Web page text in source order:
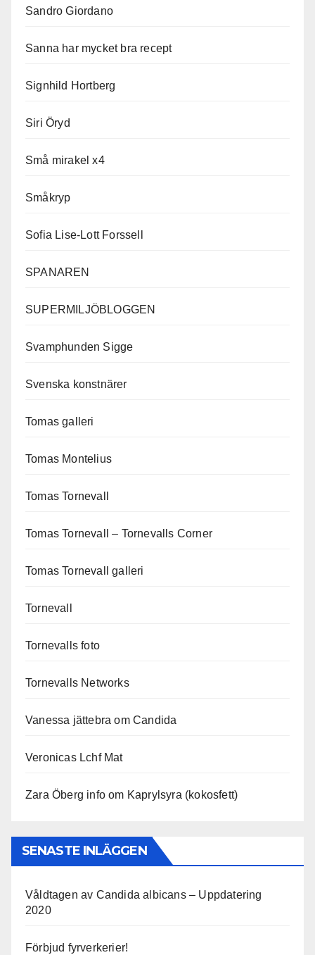
Sandro Giordano
Sanna har mycket bra recept
Signhild Hortberg
Siri Öryd
Små mirakel x4
Småkryp
Sofia Lise-Lott Forssell
SPANAREN
SUPERMILJÖBLOGGEN
Svamphunden Sigge
Svenska konstnärer
Tomas galleri
Tomas Montelius
Tomas Tornevall
Tomas Tornevall – Tornevalls Corner
Tomas Tornevall galleri
Tornevall
Tornevalls foto
Tornevalls Networks
Vanessa jättebra om Candida
Veronicas Lchf Mat
Zara Öberg info om Kaprylsyra (kokosfett)
SENASTE INLÄGGEN
Våldtagen av Candida albicans – Uppdatering
2020
Förbjud fyrverkerier!